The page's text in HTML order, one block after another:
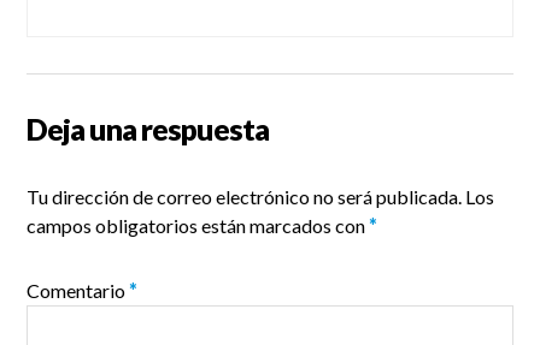
Deja una respuesta
Tu dirección de correo electrónico no será publicada. Los
campos obligatorios están marcados con*
Comentario*